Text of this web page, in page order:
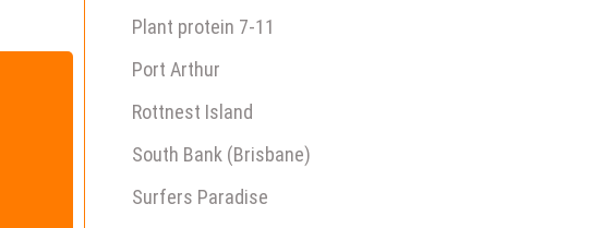
Plant protein 7-11
Port Arthur
Rottnest Island
South Bank (Brisbane)
Surfers Paradise